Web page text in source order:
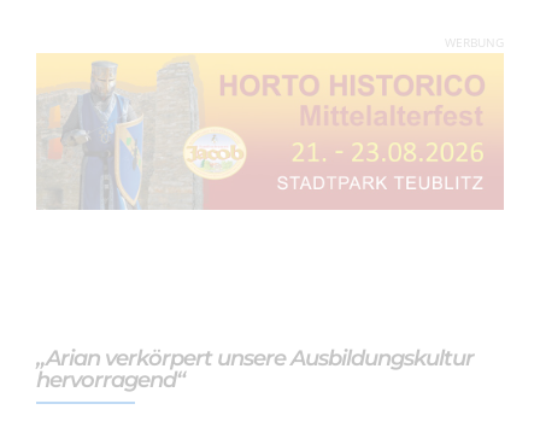
WERBUNG
„Arian verkörpert unsere Ausbildungskultur
hervorragend“